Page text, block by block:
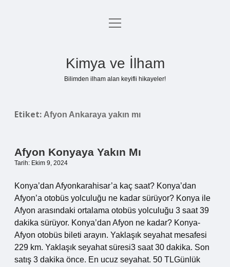
Anasayfa
menüyü
Kimya ve İlham
Bilimden ilham alan keyifli hikayeler!
Etiket: Afyon Ankaraya yakın mı
Afyon Konyaya Yakın Mı
Tarih: Ekim 9, 2024
Konya’dan Afyonkarahisar’a kaç saat? Konya’dan
Afyon’a otobüs yolculuğu ne kadar sürüyor? Konya ile
Afyon arasındaki ortalama otobüs yolculuğu 3 saat 39
dakika sürüyor. Konya’dan Afyon ne kadar? Konya-
Afyon otobüs bileti arayın. Yaklaşık seyahat mesafesi
229 km. Yaklaşık seyahat süresi3 saat 30 dakika. Son
satış 3 dakika önce. En ucuz seyahat. 50 TLGünlük